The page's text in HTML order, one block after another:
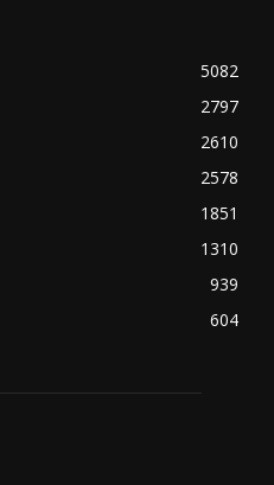
5082
2797
2610
2578
1851
1310
939
604